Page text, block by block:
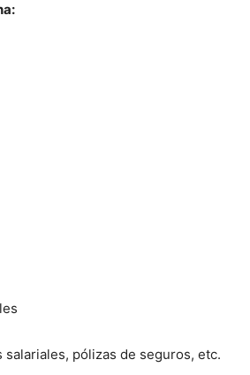
pólizas de seguros, etc.